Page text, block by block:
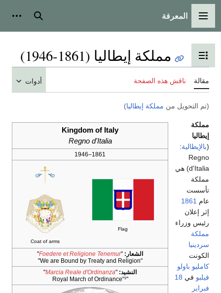
القائمة الرئيسية
المعرفة بحث
تبديل عرض جدول المحتويات
مملكة إيطاليا (1861-1946)
مقالة ناقش هذه الصفحة أدوات
(تم التحويل من مملكة إيطاليا)
Kingdom of Italy
Regno d'Italia
1861–1946
Flag
Coat of arms
الشعار: "
Foedere et Religione Tenemur
"
"We are Bound by Treaty and Religion"
النشيد: "
Marcia Reale d'Ordinanza
"
"Royal March of Ordinance"¹
مملكة
إيطاليا
(بالإيطالية:
Regno
d'Italia) هي
مملكة
تأسست
عام 1861
إثر إعلان
رئيس وزراء
مملكة
سردينيا
الكونت
كامليو باولو
فيلبو في 18
فبراير